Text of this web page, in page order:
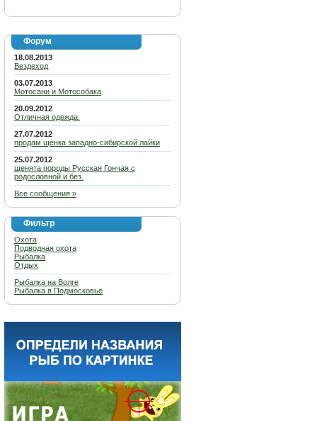
Форум
18.08.2013
Вездеход
03.07.2013
Мотосани и Мотособака
20.09.2012
Отличная одежда.
27.07.2012
продам щенка западно-сибирской лайки
25.07.2012
щенята породы Русская Гончая с
родословной и без.
Все сообщения »
Фильтр
Охота
Подводная охота
Рыбалка
Отдых
Рыбалка на Волге
Рыбалка в Подмосковье